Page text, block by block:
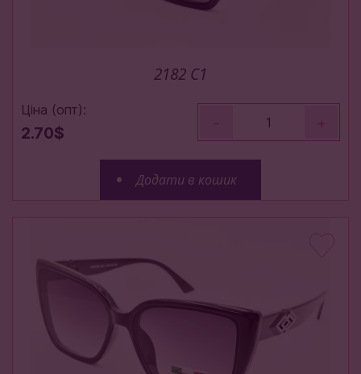
2182 C1
Ціна (опт):
2.70$
- +
Додати в кошик